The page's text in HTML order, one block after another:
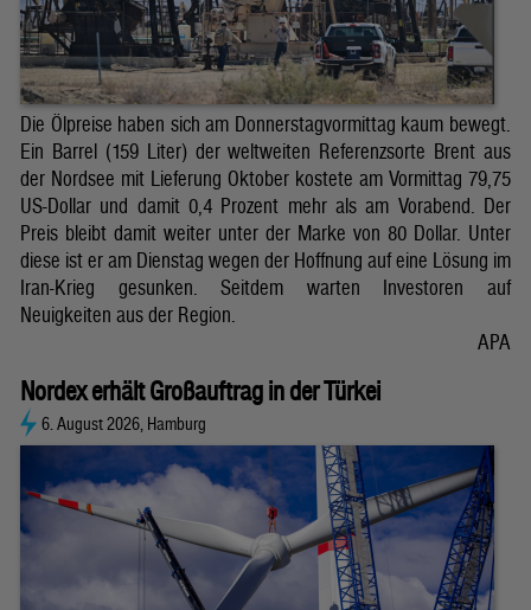
Die Ölpreise haben sich am Donnerstagvormittag kaum bewegt.
Ein Barrel (159 Liter) der weltweiten Referenzsorte Brent aus
der Nordsee mit Lieferung Oktober kostete am Vormittag 79,75
US-Dollar und damit 0,4 Prozent mehr als am Vorabend. Der
Preis bleibt damit weiter unter der Marke von 80 Dollar. Unter
diese ist er am Dienstag wegen der Hoffnung auf eine Lösung im
Iran-Krieg gesunken. Seitdem warten Investoren auf
Neuigkeiten aus der Region.
APA
Nordex erhält Großauftrag in der Türkei
6. August 2026, Hamburg